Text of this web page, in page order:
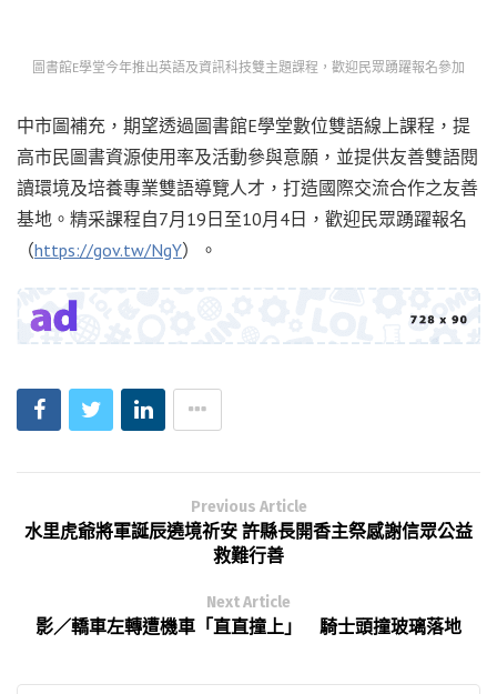
圖書館E學堂今年推出英語及資訊科技雙主題課程，歡迎民眾踴躍報名參加
中市圖補充，期望透過圖書館E學堂數位雙語線上課程，提
高市民圖書資源使用率及活動參與意願，並提供友善雙語閱
讀環境及培養專業雙語導覽人才，打造國際交流合作之友善
基地。精采課程自7月19日至10月4日，歡迎民眾踴躍報名
（https://gov.tw/NgY）。
Previous Article
水里虎爺將軍誕辰遶境祈安 許縣長開香主祭感謝信眾公益
救難行善
Next Article
影／轎車左轉遭機車「直直撞上」 騎士頭撞玻璃落地